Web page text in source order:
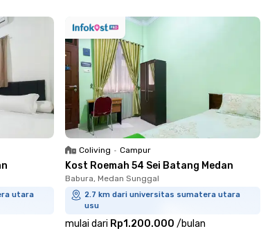
utara
Coliving • Campur
Kost Roemah 54 Sei Batang Medan
Babura, Medan Sunggal
2.7 km dari universitas sumatera utara
usu
mulai dari Rp1.200.000 /bulan